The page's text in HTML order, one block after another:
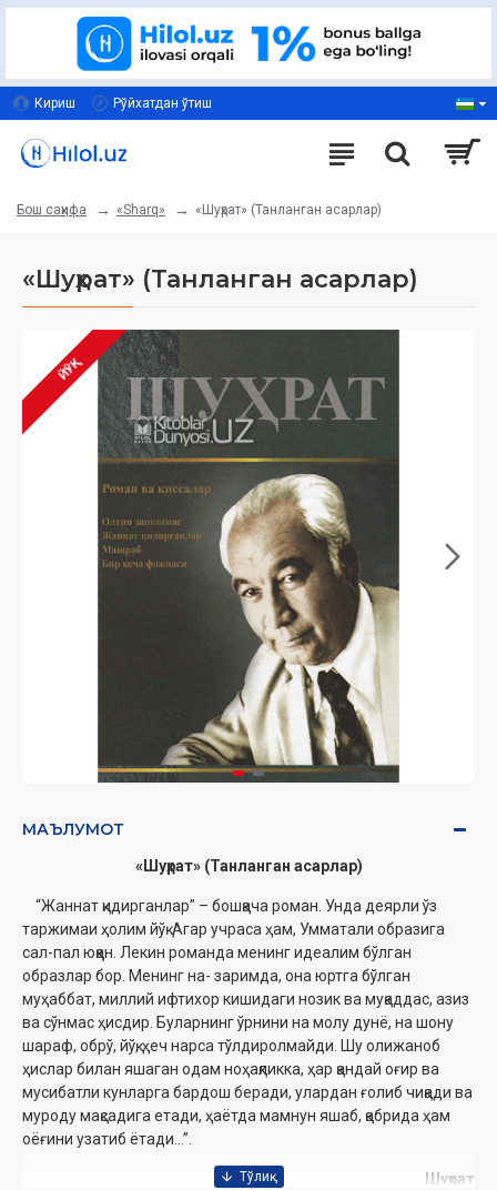
Кириш Рўйхатдан ўтиш
Бош саҳифа «Sharq» «Шуҳрат» (Танланган асарлар)
«Шуҳрат» (Танланган асарлар)
ЙЎҚ
МАЪЛУМОТ
«Шуҳрат» (Танланган асарлар)
“Жаннат қидирганлар” – бошқача роман. Унда деярли ўз
таржимаи ҳолим йўқ. Агар учраса ҳам, Умматали образига
сал-пал юққан. Лекин романда менинг идеалим бўлган
образлар бор. Менинг на- заримда, она юртга бўлган
муҳаббат, миллий ифтихор кишидаги нозик ва муқаддас, азиз
ва сўнмас ҳисдир. Буларнинг ўрнини на молу дунё, на шону
шараф, обрў, йўқ, ҳеч нарса тўлдиролмайди. Шу олижаноб
ҳислар билан яшаган одам ноҳақликка, ҳар қандай оғир ва
мусибатли кунларга бардош беради, улардан ғолиб чиқади ва
муроду мақсадига етади, ҳаётда мамнун яшаб, қабрида ҳам
оёғини узатиб ётади...”.
Шуҳрат